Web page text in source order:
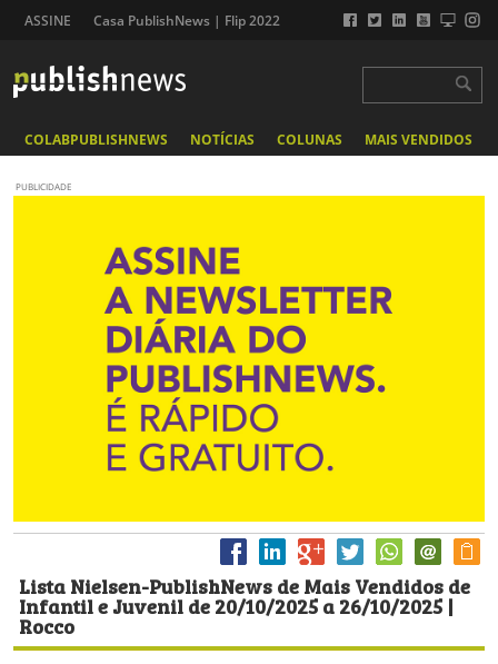
ASSINE Casa PublishNews | Flip 2022
COLABPUBLISHNEWS NOTÍCIAS COLUNAS MAIS VENDIDOS
PUBLICIDADE
Lista Nielsen-PublishNews de Mais Vendidos de
Infantil e Juvenil de 20/10/2025 a 26/10/2025 |
Rocco